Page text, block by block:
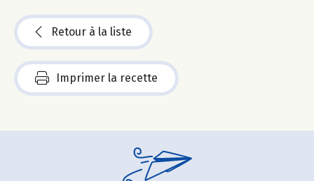
Retour à la liste
Imprimer la recette